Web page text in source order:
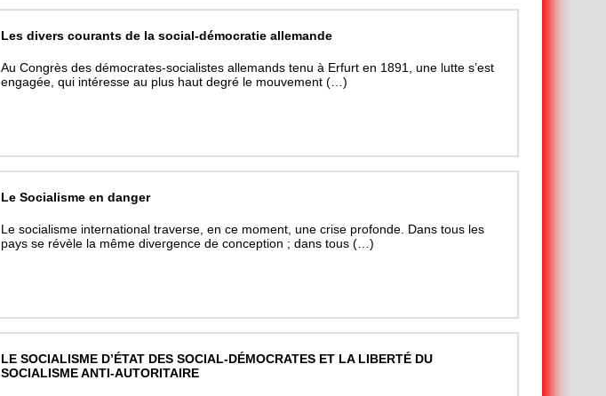
Les divers courants de la social-démocratie allemande
Au Congrès des démocrates-socialistes allemands tenu à Erfurt en 1891, une lutte s’est
engagée, qui intéresse au plus haut degré le mouvement (…)
Le Socialisme en danger
Le socialisme international traverse, en ce moment, une crise profonde. Dans tous les
pays se révèle la même divergence de conception ; dans tous (…)
LE SOCIALISME D’ÉTAT DES SOCIAL-DÉMOCRATES ET LA LIBERTÉ DU
SOCIALISME ANTI-AUTORITAIRE